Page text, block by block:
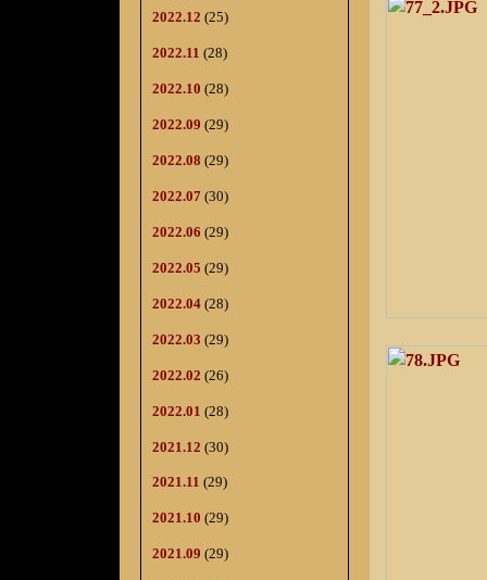
2022.12 (25)
2022.11 (28)
2022.10 (28)
2022.09 (29)
2022.08 (29)
2022.07 (30)
2022.06 (29)
2022.05 (29)
2022.04 (28)
2022.03 (29)
2022.02 (26)
2022.01 (28)
2021.12 (30)
2021.11 (29)
2021.10 (29)
2021.09 (29)